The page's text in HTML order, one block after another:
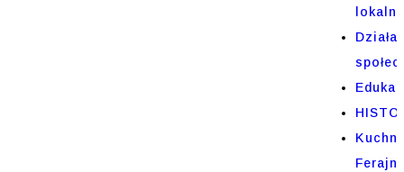
lokalna
Ferajny